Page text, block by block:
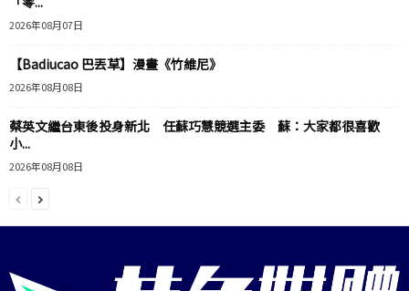
2026年08月07日
【Badiucao 巴丟草】漫畫《竹維尼》
2026年08月08日
蔡英文繼台東後投身新北 任蘇巧慧競選主委 蘇：大家都很喜歡
小...
2026年08月08日